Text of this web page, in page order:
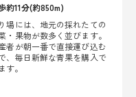
約11分(約850m)
場には、地元の採れたての
・果物が数多く並びます。
者が朝一番で直接運び込む
、毎日新鮮な青果を購入で
す。